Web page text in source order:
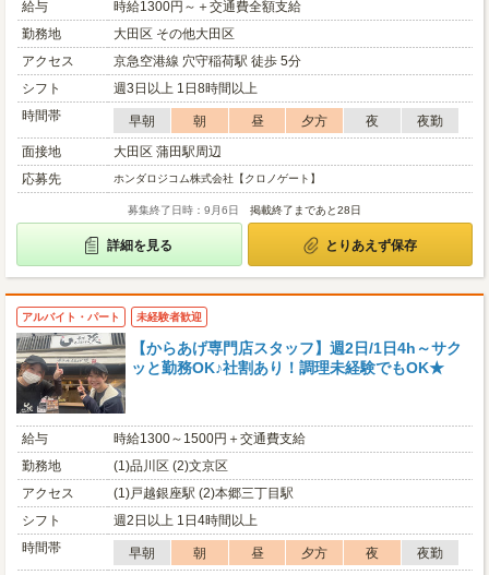
給与
時給1300円～＋交通費全額支給
勤務地
大田区 その他大田区
アクセス
京急空港線 穴守稲荷駅 徒歩 5分
シフト
週3日以上 1日8時間以上
時間帯
早朝 朝 昼 夕方 夜
夜勤
面接地
大田区 蒲田駅周辺
応募先
ホンダロジコム株式会社【クロノゲート】
募集終了日時：9月6日 掲載終了まであと28日
詳細を見る とりあえず保存
アルバイト・パート 未経験者歓迎
【からあげ専門店スタッフ】週2日/1日4h～サク
ッと勤務OK♪社割あり！調理未経験でもOK★
給与
時給1300～1500円＋交通費支給
勤務地
(1)品川区 (2)文京区
アクセス
(1)戸越銀座駅 (2)本郷三丁目駅
シフト
週2日以上 1日4時間以上
時間帯
早朝 朝 昼 夕方 夜
夜勤